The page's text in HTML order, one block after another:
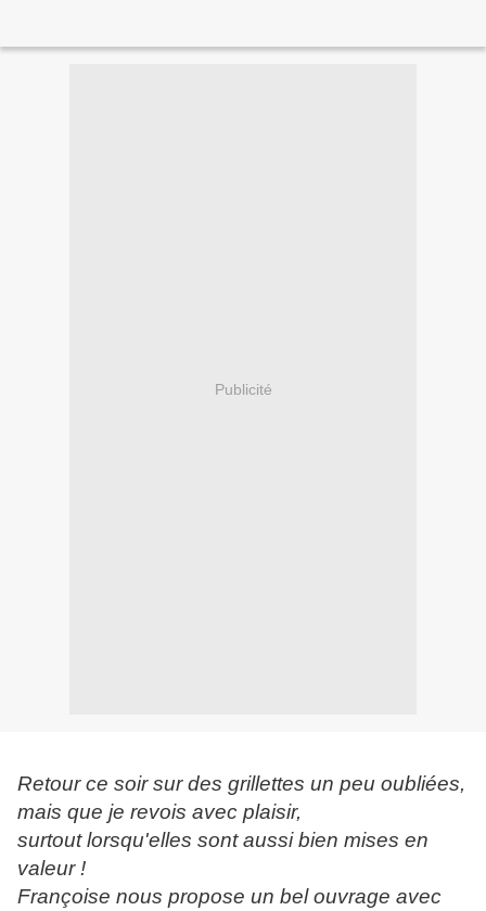
Publicité
Retour ce soir sur des grillettes un peu oubliées,
mais que je revois avec plaisir,
surtout lorsqu'elles sont aussi bien mises en
valeur !
Françoise nous propose un bel ouvrage avec